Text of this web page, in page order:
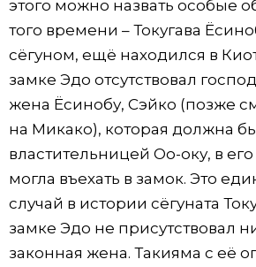
этого можно назвать особые
того времени – Токугава
сёгуном, ещё находился в
замке Эдо отсутствовал
жена Ёсинобу, Сэйко (позже
на Микако), которая должна
властительницей Оо-оку, в его
могла въехать в замок. Это
случай в истории сёгуната
замке Эдо не присутствовал
законная жена. Такияма с её